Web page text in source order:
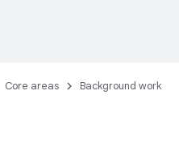
Core areas
Background work